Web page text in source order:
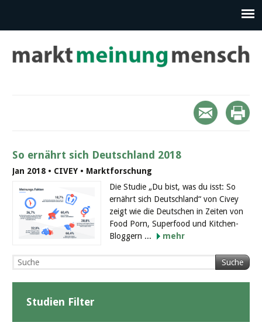
So ernährt sich Deutschland 2018
Jan 2018 • CIVEY • Marktforschung
Die Studie „Du bist, was du isst: So
ernährt sich Deutschland“ von Civey
zeigt wie die Deutschen in Zeiten von
Food Porn, Superfood und Kitchen-
Bloggern ...
mehr
Suche
Studien Filter